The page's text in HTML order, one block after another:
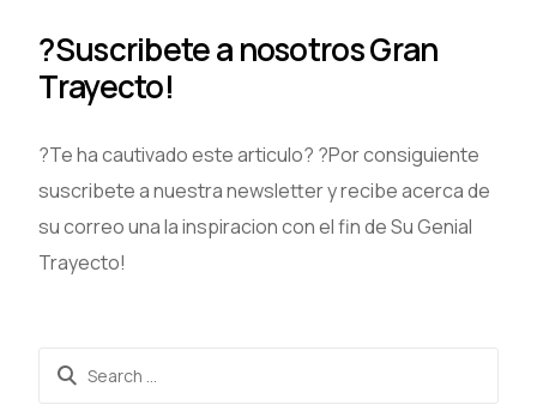
?Suscribete a nosotros Gran
Trayecto!
?Te ha cautivado este articulo? ?Por consiguiente
suscribete a nuestra newsletter y recibe acerca de
su correo una la inspiracion con el fin de Su Genial
Trayecto!